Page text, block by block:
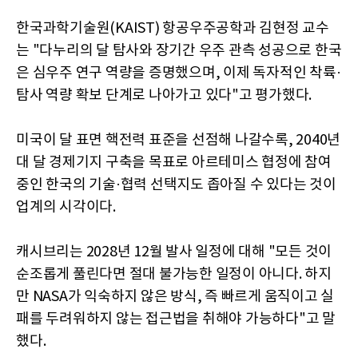
한국과학기술원(KAIST) 항공우주공학과 김현정 교수
는 "다누리의 달 탐사와 장기간 우주 관측 성공으로 한국
은 심우주 연구 역량을 증명했으며, 이제 독자적인 착륙·
탐사 역량 확보 단계로 나아가고 있다"고 평가했다.
미국이 달 표면 핵전력 표준을 선점해 나갈수록, 2040년
대 달 경제기지 구축을 목표로 아르테미스 협정에 참여
중인 한국의 기술·협력 선택지도 좁아질 수 있다는 것이
업계의 시각이다.
캐시브리는 2028년 12월 발사 일정에 대해 "모든 것이
순조롭게 풀린다면 절대 불가능한 일정이 아니다. 하지
만 NASA가 익숙하지 않은 방식, 즉 빠르게 움직이고 실
패를 두려워하지 않는 접근법을 취해야 가능하다"고 말
했다.